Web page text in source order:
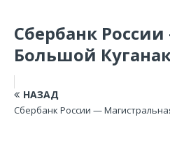
Сбербанк России
Большой
НАЗАД
Сбербанк России —